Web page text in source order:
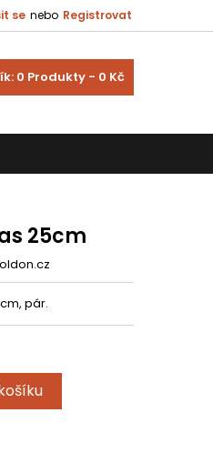
se nebo Registrovat
0 Produkty - 0 Kč
25cm
pár.